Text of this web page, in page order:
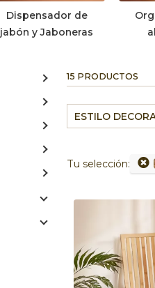
Dispensador de
jabón y Jaboneras
15 PRODUCTOS
ESTILO
Tu selección: